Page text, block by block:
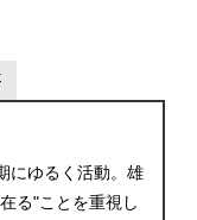
にゆるく活動。雄
る"ことを重視し